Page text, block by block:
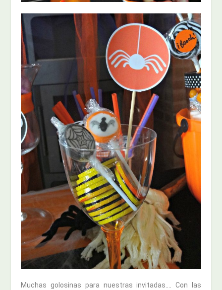
Muchas golosinas para nuestras invitadas…. Con las